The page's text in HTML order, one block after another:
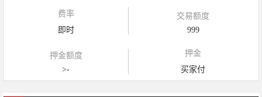
费率
即时
交易额度
999
押金额度
>-
押金
买家付